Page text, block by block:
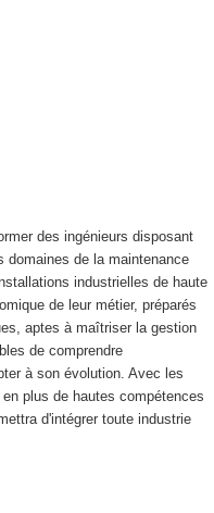
des ingénieurs disposant
domaines de la maintenance
industrielles de haute
de leur métier, préparés
aptes à maîtriser la gestion
de comprendre
à son évolution. Avec les
plus de hautes compétences
d'intégrer toute industrie